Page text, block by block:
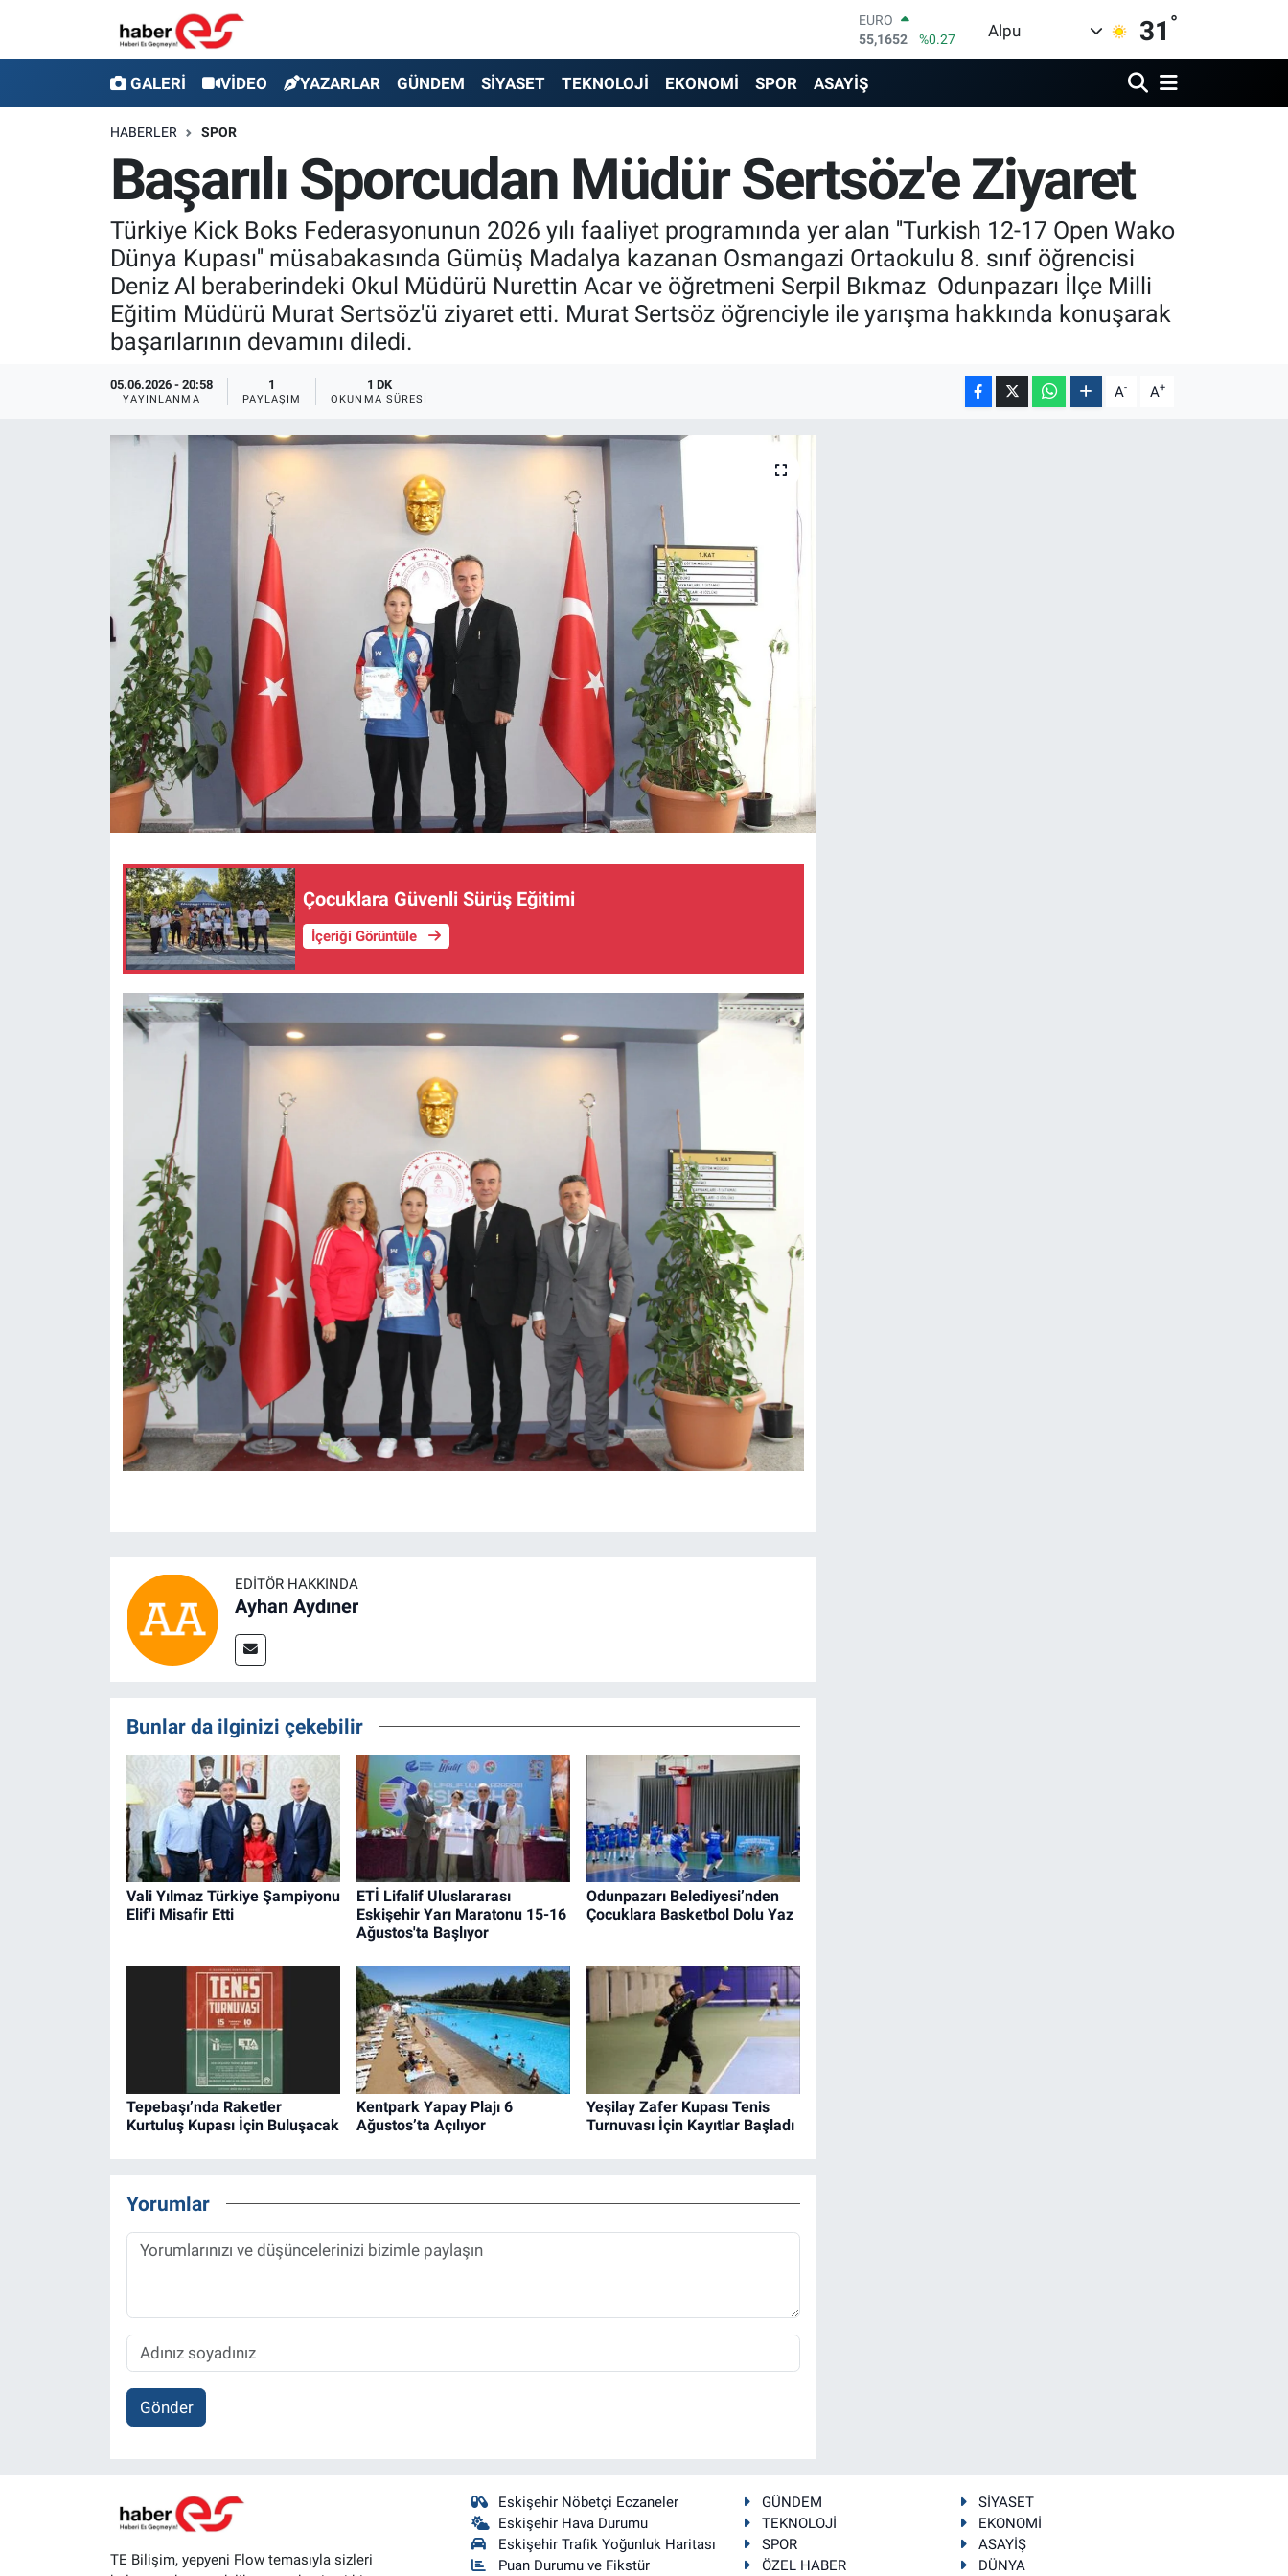
55,1652
STERLİN
64,4046
%0.35
GRAM ALTIN
6618.49
65.130,04
%1.2
DOLAR
Alpu 31 °
GALERİ VİDEO YAZARLAR GÜNDEM SİYASET TEKNOLOJİ EKONOMİ SPOR ASAYİŞ
HABERLER SPOR
Başarılı Sporcudan Müdür Sertsöz'e Ziyaret
Türkiye Kick Boks Federasyonunun 2026 yılı faaliyet programında yer alan ''Turkish 12-17 Open Wako
Dünya Kupası'' müsabakasında Gümüş Madalya kazanan Osmangazi Ortaokulu 8. sınıf öğrencisi
Deniz Al beraberindeki Okul Müdürü Nurettin Acar ve öğretmeni Serpil Bıkmaz Odunpazarı İlçe Milli
Eğitim Müdürü Murat Sertsöz'ü ziyaret etti. Murat Sertsöz öğrenciyle ile yarışma hakkında konuşarak
başarılarının devamını diledi.
05.06.2026 - 20:58
YAYINLANMA
1
PAYLAŞIM
1 DK
OKUNMA SÜRESI A- A+
Çocuklara Güvenli Sürüş Eğitimi
İçeriği Görüntüle
EDITÖR HAKKINDA
Ayhan Aydıner
Bunlar da ilginizi çekebilir
Vali Yılmaz Türkiye Şampiyonu
Elif'i Misafir Etti
ETİ Lifalif Uluslararası
Eskişehir Yarı Maratonu 15-16
Ağustos'ta Başlıyor
Odunpazarı Belediyesi’nden
Çocuklara Basketbol Dolu Yaz
Tepebaşı’nda Raketler
Kurtuluş Kupası İçin Buluşacak
Kentpark Yapay Plajı 6
Ağustos’ta Açılıyor
Yeşilay Zafer Kupası Tenis
Turnuvası İçin Kayıtlar Başladı
Yorumlar
Gönder
TE Bilişim, yepyeni Flow temasıyla sizleri
Eskişehir Nöbetçi Eczaneler
Eskişehir Hava Durumu
Eskişehir Trafik Yoğunluk Haritası
Puan Durumu ve Fikstür
GÜNDEM
SİYASET
TEKNOLOJİ
EKONOMİ
SPOR
ASAYİŞ
ÖZEL HABER
DÜNYA
YAZARLAR
GÜNDEM
SİYASET
TEKNOLOJİ
Eskişehir Nöbetçi Eczaneler
Eskişehir Trafik Yoğunluk Haritası
Süper Lig Puan Durumu ve Fikstür
Tüm Manşetler
Son Dakika Haberleri